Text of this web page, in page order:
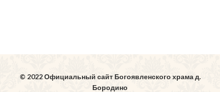
© 2022 Официальный сайт Богоявленского храма д.
Бородино